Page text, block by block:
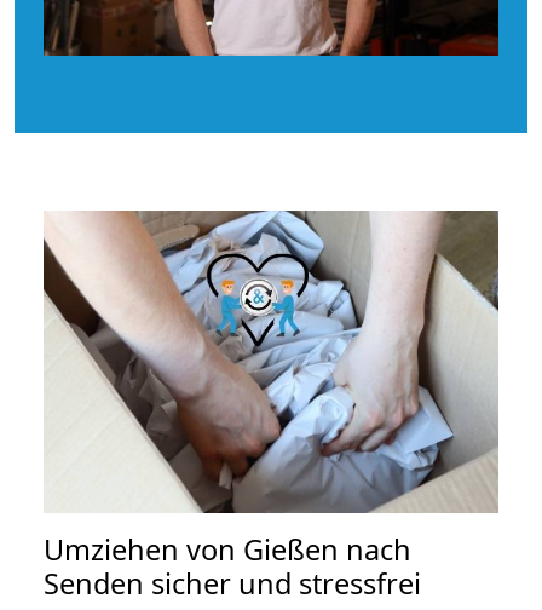
Umziehen von Gießen nach
Senden sicher und stressfrei